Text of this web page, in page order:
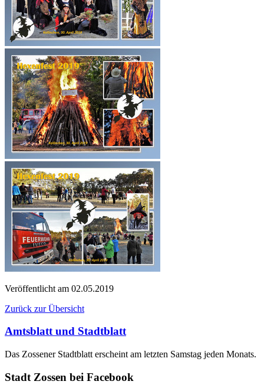
Veröffentlicht am 02.05.2019
Zurück zur Übersicht
Amtsblatt und Stadtblatt
Das Zossener Stadtblatt erscheint am letzten Samstag jeden Monats.
Stadt Zossen bei Facebook